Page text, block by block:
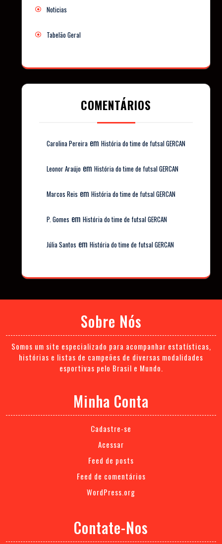
Noticias
Tabelão Geral
COMENTÁRIOS
Carolina Pereira em História do time de futsal GERCAN
Leonor Araújo em História do time de futsal GERCAN
Marcos Reis em História do time de futsal GERCAN
P. Gomes em História do time de futsal GERCAN
Júlia Santos em História do time de futsal GERCAN
Sobre Nós
Somos um site especializado para acompanhar estatísticas,
histórias e listas de campeões de diversas modalidades
esportivas pelo Brasil e Mundo.
Minha Conta
Cadastre-se
Acessar
Feed de posts
Feed de comentários
WordPress.org
Contate-Nos